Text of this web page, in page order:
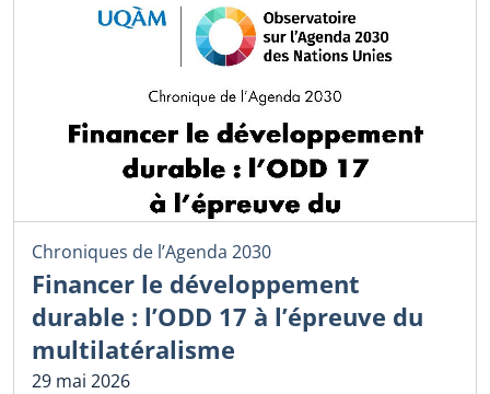
Chroniques de l’Agenda 2030
Financer le développement
durable : l’ODD 17 à l’épreuve du
multilatéralisme
29 mai 2026